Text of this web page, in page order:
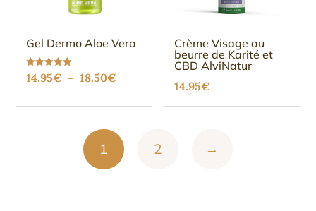
Gel Dermo Aloe Vera
Note
5.00
14.95€ – 18.50€
14.95€
Crème Visage au
beurre de Karité et
CBD AlviNatur
14.95€
1 2 →